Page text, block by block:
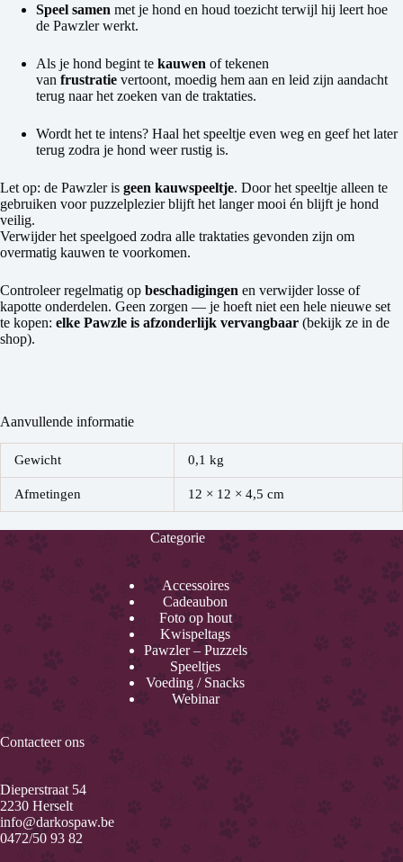
Speel samen met je hond en houd toezicht terwijl hij leert hoe
de Pawzler werkt.
Als je hond begint te kauwen of tekenen
van frustratie vertoont, moedig hem aan en leid zijn aandacht
terug naar het zoeken van de traktaties.
Wordt het te intens? Haal het speeltje even weg en geef het later
terug zodra je hond weer rustig is.
Let op: de Pawzler is geen kauwspeeltje. Door het speeltje alleen te
gebruiken voor puzzelplezier blijft het langer mooi én blijft je hond
veilig.
Verwijder het speelgoed zodra alle traktaties gevonden zijn om
overmatig kauwen te voorkomen.
Controleer regelmatig op beschadigingen en verwijder losse of
kapotte onderdelen. Geen zorgen — je hoeft niet een hele nieuwe set
te kopen: elke Pawzle is afzonderlijk vervangbaar (bekijk ze in de
shop).
Aanvullende informatie
Gewicht 0,1 kg
Afmetingen 12 × 12 × 4,5 cm
Categorie
Accessoires
Cadeaubon
Foto op hout
Kwispeltags
Pawzler – Puzzels
Speeltjes
Voeding / Snacks
Webinar
Contacteer ons
Dieperstraat 54
2230 Herselt
info@darkospaw.be
0472/50 93 82